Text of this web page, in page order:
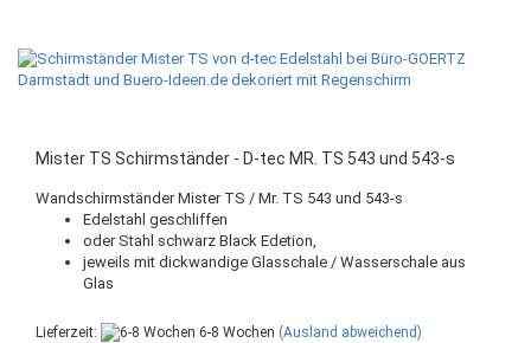
Mister TS Schirmständer - D-tec MR. TS 543 und 543-s
Wandschirmständer Mister TS / Mr. TS 543 und 543-s
Edelstahl geschliffen
oder Stahl schwarz Black Edetion,
jeweils mit dickwandige Glasschale / Wasserschale aus
Glas
Lieferzeit: 6-8 Wochen (Ausland abweichend)